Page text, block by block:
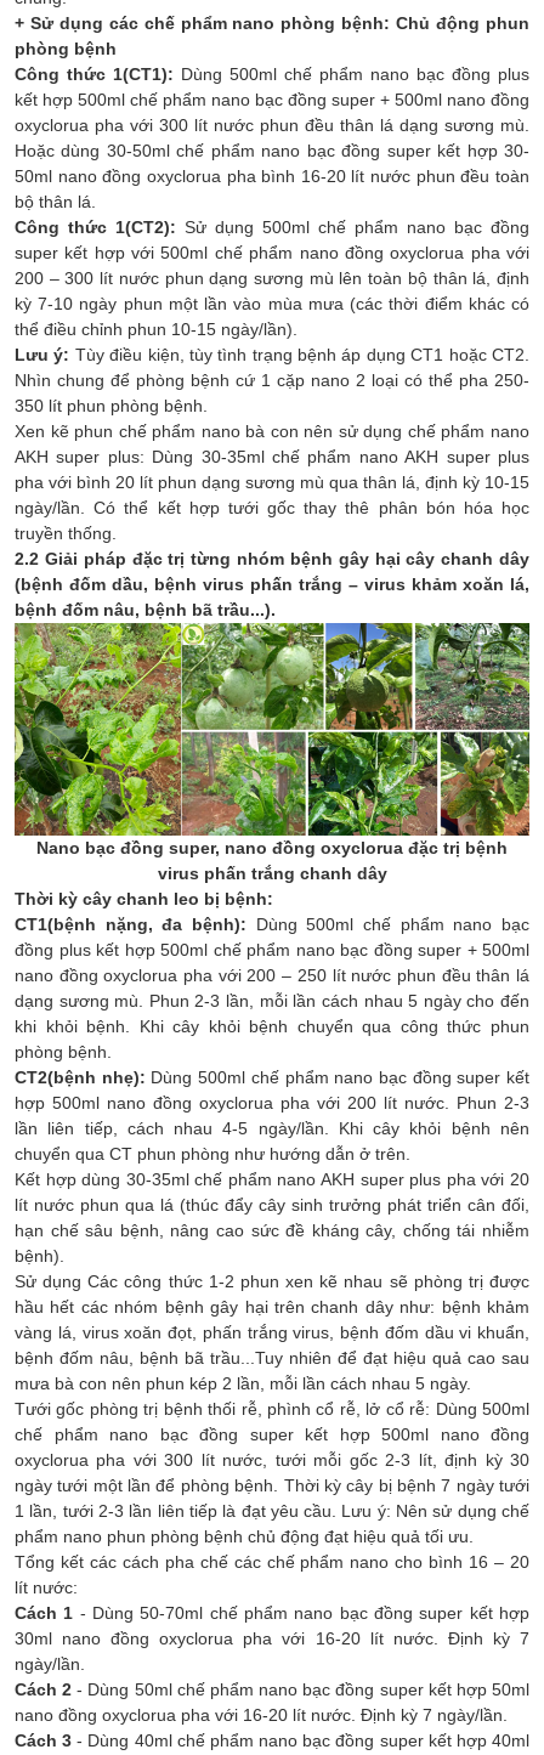
+ Sử dụng các chế phẩm nano phòng bệnh: Chủ động phun
phòng bệnh
Công thức 1(CT1): Dùng 500ml chế phẩm nano bạc đồng plus
kết hợp 500ml chế phẩm nano bạc đồng super + 500ml nano đồng
oxyclorua pha với 300 lít nước phun đều thân lá dạng sương mù.
Hoặc dùng 30-50ml chế phẩm nano bạc đồng super kết hợp 30-
50ml nano đồng oxyclorua pha bình 16-20 lít nước phun đều toàn
bộ thân lá.
Công thức 1(CT2): Sử dụng 500ml chế phẩm nano bạc đồng
super kết hợp với 500ml chế phẩm nano đồng oxyclorua pha với
200 – 300 lít nước phun dạng sương mù lên toàn bộ thân lá, định
kỳ 7-10 ngày phun một lần vào mùa mưa (các thời điểm khác có
thể điều chỉnh phun 10-15 ngày/lần).
Lưu ý: Tùy điều kiện, tùy tình trạng bệnh áp dụng CT1 hoặc CT2.
Nhìn chung để phòng bệnh cứ 1 cặp nano 2 loại có thể pha 250-
350 lít phun phòng bệnh.
Xen kẽ phun chế phẩm nano bà con nên sử dụng chế phẩm nano
AKH super plus: Dùng 30-35ml chế phẩm nano AKH super plus
pha với bình 20 lít phun dạng sương mù qua thân lá, định kỳ 10-15
ngày/lần. Có thể kết hợp tưới gốc thay thê phân bón hóa học
truyền thống.
2.2 Giải pháp đặc trị từng nhóm bệnh gây hại cây chanh dây
(bệnh đốm dầu, bệnh virus phấn trắng – virus khảm xoăn lá,
bệnh đốm nâu, bệnh bã trầu...).
Nano bạc đồng super, nano đồng oxyclorua đặc trị bệnh
virus phấn trắng chanh dây
Thời kỳ cây chanh leo bị bệnh:
CT1(bệnh nặng, đa bệnh): Dùng 500ml chế phẩm nano bạc
đồng plus kết hợp 500ml chế phẩm nano bạc đồng super + 500ml
nano đồng oxyclorua pha với 200 – 250 lít nước phun đều thân lá
dạng sương mù. Phun 2-3 lần, mỗi lần cách nhau 5 ngày cho đến
khi khỏi bệnh. Khi cây khỏi bệnh chuyển qua công thức phun
phòng bệnh.
CT2(bệnh nhẹ): Dùng 500ml chế phẩm nano bạc đồng super kết
hợp 500ml nano đồng oxyclorua pha với 200 lít nước. Phun 2-3
lần liên tiếp, cách nhau 4-5 ngày/lần. Khi cây khỏi bệnh nên
chuyển qua CT phun phòng như hướng dẫn ở trên.
Kết hợp dùng 30-35ml chế phẩm nano AKH super plus pha với 20
lít nước phun qua lá (thúc đẩy cây sinh trưởng phát triển cân đối,
hạn chế sâu bệnh, nâng cao sức đề kháng cây, chống tái nhiễm
bệnh).
Sử dụng Các công thức 1-2 phun xen kẽ nhau sẽ phòng trị được
hầu hết các nhóm bệnh gây hại trên chanh dây như: bệnh khảm
vàng lá, virus xoăn đọt, phấn trắng virus, bệnh đốm dầu vi khuẩn,
bệnh đốm nâu, bệnh bã trầu...Tuy nhiên để đạt hiệu quả cao sau
mưa bà con nên phun kép 2 lần, mỗi lần cách nhau 5 ngày.
Tưới gốc phòng trị bệnh thối rễ, phình cổ rễ, lở cổ rễ: Dùng 500ml
chế phẩm nano bạc đồng super kết hợp 500ml nano đồng
oxyclorua pha với 300 lít nước, tưới mỗi gốc 2-3 lít, định kỳ 30
ngày tưới một lần để phòng bệnh. Thời kỳ cây bị bệnh 7 ngày tưới
1 lần, tưới 2-3 lần liên tiếp là đạt yêu cầu. Lưu ý: Nên sử dụng chế
phẩm nano phun phòng bệnh chủ động đạt hiệu quả tối ưu.
Tổng kết các cách pha chế các chế phẩm nano cho bình 16 – 20
lít nước:
Cách 1 - Dùng 50-70ml chế phẩm nano bạc đồng super kết hợp
30ml nano đồng oxyclorua pha với 16-20 lít nước. Định kỳ 7
ngày/lần.
Cách 2 - Dùng 50ml chế phẩm nano bạc đồng super kết hợp 50ml
nano đồng oxyclorua pha với 16-20 lít nước. Định kỳ 7 ngày/lần.
Cách 3 - Dùng 40ml chế phẩm nano bạc đồng super kết hợp 40ml